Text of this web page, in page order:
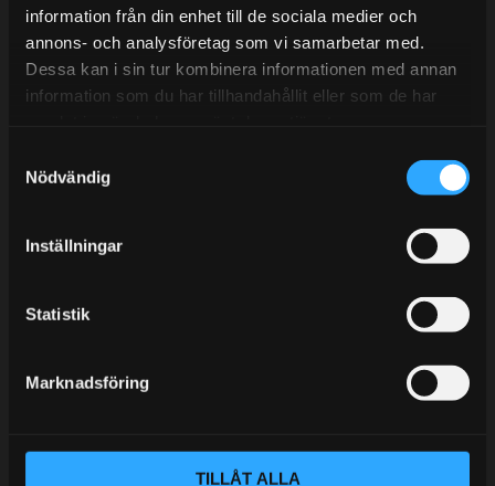
information från din enhet till de sociala medier och
annons- och analysföretag som vi samarbetar med.
Dessa kan i sin tur kombinera informationen med annan
information som du har tillhandahållit eller som de har
Nödvändig
Inställningar
Statistik
Marknadsföring
TILLÅT ALLA
BLOGG
KUNSKAPSCENTER